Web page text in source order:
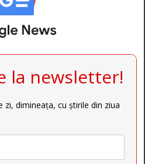
la newsletter!
dimineața, cu știrile din ziua